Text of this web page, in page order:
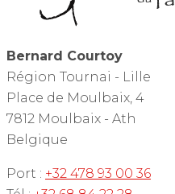
Bernard Courtoy
Région Tournai - Lille
Place de Moulbaix, 4
7812 Moulbaix - Ath
Belgique
Port : +32 478 93 00 36